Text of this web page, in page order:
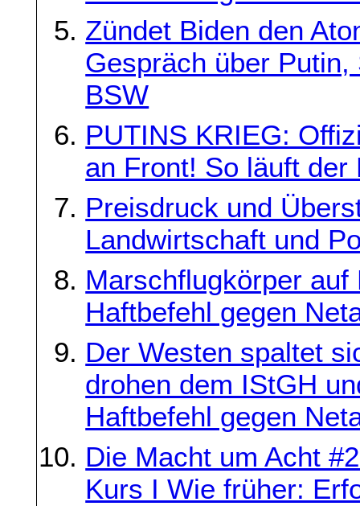
Zündet Biden den
Gespräch über
BSW
PUTINS KRIEG:
an Front! So läuft der
Preisdruck und
Landwirtschaft und
Marschflugkörper
Haftbefehl gegen
Der Westen spaltet
drohen dem IStGH
Haftbefehl gegen
Die Macht um Acht
Kurs I Wie früher: